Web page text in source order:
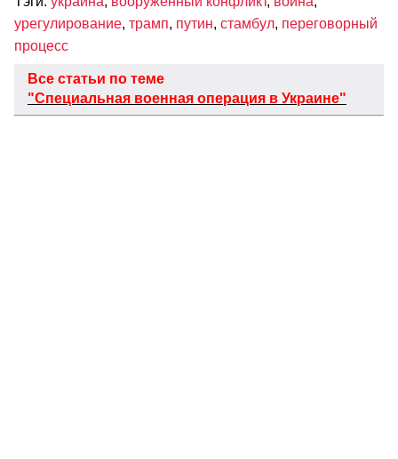
урегулирование, трамп, путин, стамбул, переговорный
процесс
Все статьи по теме
"Специальная военная операция в Украине"